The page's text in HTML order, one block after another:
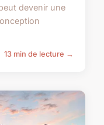
devenir une
13 min de lecture →